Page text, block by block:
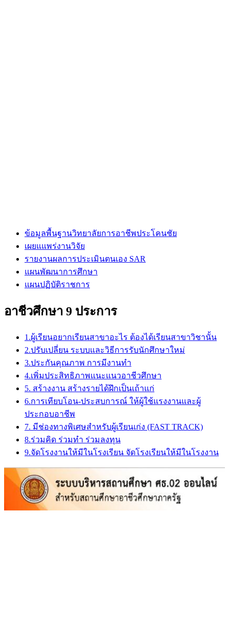
ข้อมูลพื้นฐานวิทยาลัยการอาชีพประโคนชัย
เผยแแพร่งานวิจัย
รายงานผลการประเมินตนเอง SAR
แผนพัฒนาการศึกษา
แผนปฏิบัติราชการ
อาชีวศึกษา 9 ประการ
1.ผู้เรียนอยากเรียนสาขาอะไร ต้องได้เรียนสาขาวิชานั้น
2.ปรับเปลี่ยน ระบบและวิธีการรับนักศึกษาใหม่
3.ประกันคุณภาพ การมีงานทำ
4.เพิ่มประสิทธิภาพแนะแนวอาชีวศึกษา
5. สร้างงาน สร้างรายได้ฝึกเป็นเถ้าแก่
6.การเทียบโอน-ประสบการณ์ ให้ผู้ใช้แรงงานและผู้
ประกอบอาชีพ
7. มีช่องทางพิเศษสำหรับผู้เรียนเก่ง (FAST TRACK)
8.ร่วมคิด ร่วมทำ ร่วมลงทุน
9.จัดโรงงานให้มีในโรงเรียน จัดโรงเรียนให้มีในโรงงาน